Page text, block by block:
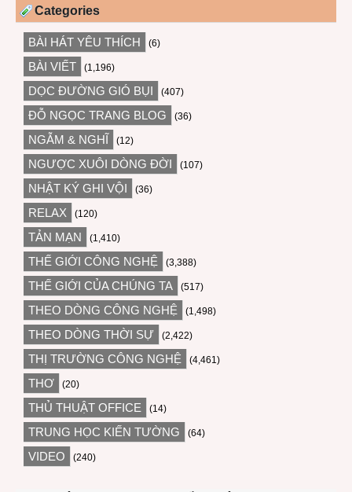
Categories
BÀI HÁT YÊU THÍCH (6)
BÀI VIẾT (1,196)
DỌC ĐƯỜNG GIÓ BỤI (407)
ĐỖ NGỌC TRANG BLOG (36)
NGẪM & NGHĨ (12)
NGƯỢC XUÔI DÒNG ĐỜI (107)
NHẬT KÝ GHI VỘI (36)
RELAX (120)
TẢN MẠN (1,410)
THẾ GIỚI CÔNG NGHỆ (3,388)
THẾ GIỚI CỦA CHÚNG TA (517)
THEO DÒNG CÔNG NGHỆ (1,498)
THEO DÒNG THỜI SỰ (2,422)
THỊ TRƯỜNG CÔNG NGHỆ (4,461)
THƠ (20)
THỦ THUẬT OFFICE (14)
TRUNG HỌC KIẾN TƯỜNG (64)
VIDEO (240)